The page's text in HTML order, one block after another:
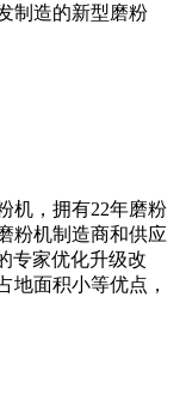
制造的新型磨粉
机，拥有22年磨粉
粉机制造商和供应
专家优化升级改
地面积小等优点，